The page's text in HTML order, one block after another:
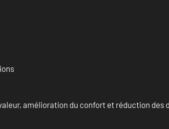
amélioration du confort et réduction des